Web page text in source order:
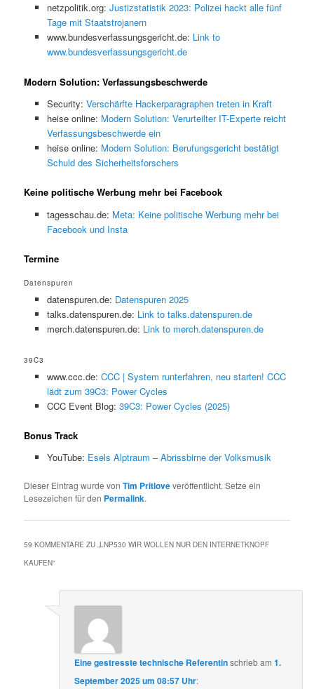
netzpolitik.org: Justizstatistik 2023: Polizei hackt alle fünf
Tage mit Staatstrojanern
www.bundesverfassungsgericht.de: Link to
www.bundesverfassungsgericht.de
Modern Solution: Verfassungsbeschwerde
Security: Verschärfte Hackerparagraphen treten in Kraft
heise online: Modern Solution: Verurteilter IT-Experte reicht
Verfassungsbeschwerde ein
heise online: Modern Solution: Berufungsgericht bestätigt
Schuld des Sicherheitsforschers
Keine politische Werbung mehr bei Facebook
tagesschau.de: Meta: Keine politische Werbung mehr bei
Facebook und Insta
Termine
Datenspuren
datenspuren.de: Datenspuren 2025
talks.datenspuren.de: Link to talks.datenspuren.de
merch.datenspuren.de: Link to merch.datenspuren.de
39C3
www.ccc.de: CCC | System runterfahren, neu starten! CCC
lädt zum 39C3: Power Cycles
CCC Event Blog: 39C3: Power Cycles (2025)
Bonus Track
YouTube: Esels Alptraum – Abrissbirne der Volksmusik
Dieser Eintrag wurde vonTim Pritloveveröffentlicht. Setze ein
Lesezeichen für den Permalink.
59 KOMMENTARE ZU „LNP530 WIR WOLLEN NUR DEN INTERNETKNOPF
KAUFEN“
Eine gestresste technische Referentinschriebam1.
September 2025 um 08:57 Uhr: